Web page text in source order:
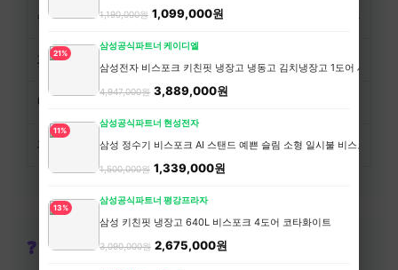
숙소 호스텔월드, 에어비앤비 저가 숙소 전문
지도 구글맵, Maps.me 오프라인 저장
번역 파파고, 구글번역
환율 토스, 트래블월렛 실시간 환율
❓ 자주 묻는 질문
1,190,000원 1,099,000원
21%
삼성공식파트너 케이디엘
삼성전자 비스포크 키친핏 냉장고 냉동고 김치냉장고 1도어 세트 오
4,947,000원 3,889,000원
11%
삼성공식파트너 현성전자
삼성 정수기 비스포크 AI 스탠드 예쁜 슬림 소형 일시불 비스코프 직
1,500,000원 1,339,000원
13%
삼성공식파트너 평강프라자
삼성 키친핏 냉장고 640L 비스포크 4도어 코타화이트
3,090,000원 2,675,000원